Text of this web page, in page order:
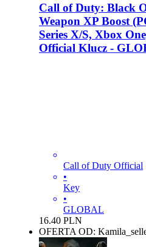
Call of Duty: Black
Weapon XP Boost
Series X/S, Xbox
Official Klucz -
Call of Duty Official
•
Key
•
GLOBAL
16.40 PLN
OFERTA OD: